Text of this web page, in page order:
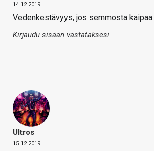
14.12.2019
Vedenkestävyys, jos semmosta kaipaa.
Kirjaudu sisään vastataksesi
Ultros
15.12.2019